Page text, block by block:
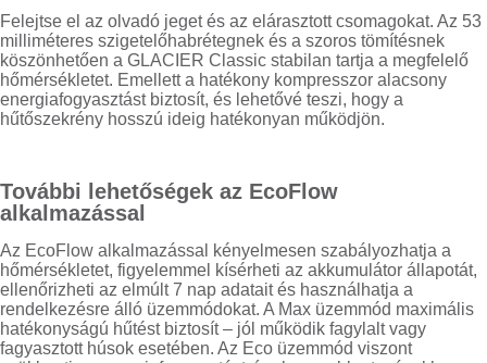
Felejtse el az olvadó jeget és az elárasztott csomagokat. Az 53
milliméteres szigetelőhabrétegnek és a szoros tömítésnek
köszönhetően a GLACIER Classic stabilan tartja a megfelelő
hőmérsékletet. Emellett a hatékony kompresszor alacsony
energiafogyasztást biztosít, és lehetővé teszi, hogy a
hűtőszekrény hosszú ideig hatékonyan működjön.
További lehetőségek az EcoFlow
alkalmazással
Az EcoFlow alkalmazással kényelmesen szabályozhatja a
hőmérsékletet, figyelemmel kísérheti az akkumulátor állapotát,
ellenőrizheti az elmúlt 7 nap adatait és használhatja a
rendelkezésre álló üzemmódokat. A Max üzemmód maximális
hatékonyságú hűtést biztosít – jól működik fagylalt vagy
fagyasztott húsok esetében. Az Eco üzemmód viszont